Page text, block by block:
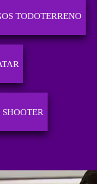
TODOTERRENO